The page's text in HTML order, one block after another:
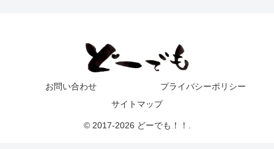
お問い合わせ
プライバシーポリシー
サイトマップ
© 2017-2026 どーでも！！.